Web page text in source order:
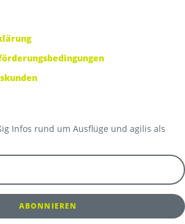
Infos rund um Ausflüge und agilis als